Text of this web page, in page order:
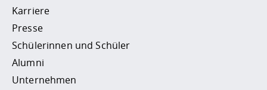
Karriere
Presse
Schülerinnen und Schüler
Alumni
Unternehmen